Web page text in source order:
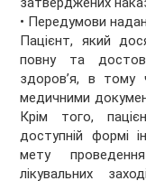
• Передумови
Пацієнт, який
повну та
здоров’я, в тому
медичними
Крім того,
доступній формі
мету
лікувальних